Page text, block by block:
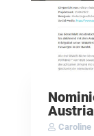
Caroline